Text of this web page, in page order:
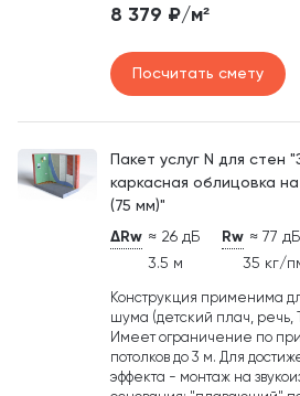
8 379 ₽/м²
Посчитать смету
Пакет услуг N для стен
каркасная облицовка
(75 мм)"
ΔRw ≈ 26 дБ Rw ≈ 77 дБ
3.5 м
35 кг/
Конструкция применима
шума (детский плач, речь,
Имеет ограничение по
потолков до 3 м. Для
эффекта - монтаж на